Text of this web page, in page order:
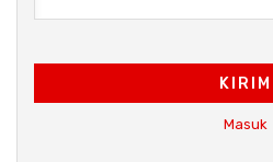
KIRIM
Masuk